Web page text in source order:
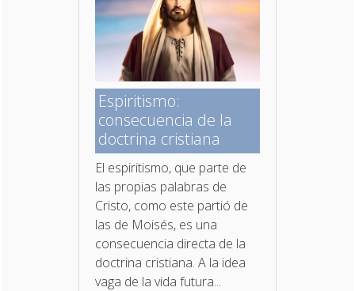
Espiritismo:
consecuencia de la
doctrina cristiana
El espiritismo, que parte de
las propias palabras de
Cristo, como este partió de
las de Moisés, es una
consecuencia directa de la
doctrina cristiana. A la idea
vaga de la vida futura...